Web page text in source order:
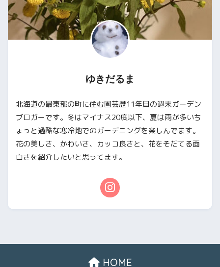
ゆきだるま
北海道の最東部の町に住む園芸歴11年目の週末ガーデン
ブロガーです。冬はマイナス20度以下、夏は雨が多いち
ょっと過酷な寒冷地でのガーデニングを楽しんでます。
花の美しさ、かわいさ、カッコ良さと、花をそだてる面
白さを紹介したいと思ってます。
HOME